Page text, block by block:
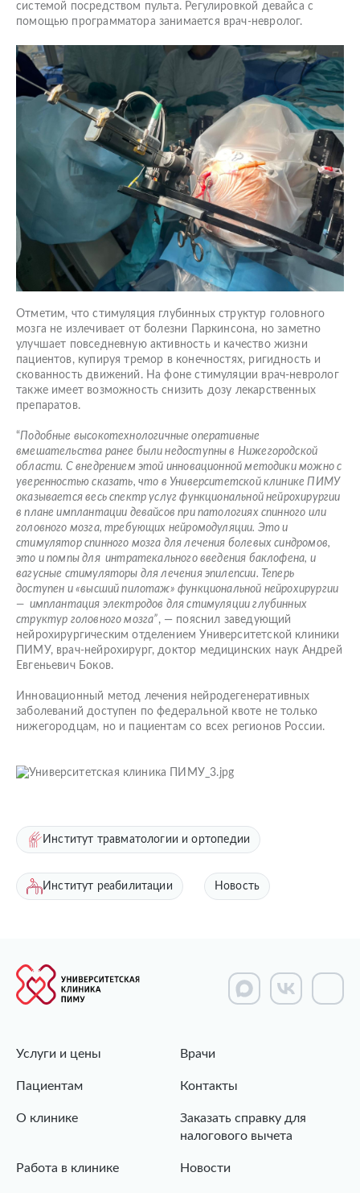
системой посредством пульта. Регулировкой девайса с
помощью программатора занимается врач-невролог.
Отметим, что стимуляция глубинных структур головного
мозга не излечивает от болезни Паркинсона, но заметно
улучшает повседневную активность и качество жизни
пациентов, купируя тремор в конечностях, ригидность и
скованность движений. На фоне стимуляции врач-невролог
также имеет возможность снизить дозу лекарственных
препаратов.
“Подобные высокотехнологичные оперативные
вмешательства ранее были недоступны в Нижегородской
области. С внедрением этой инновационной методики можно с
уверенностью сказать, что в Университетской клинике ПИМУ
оказывается весь спектр услуг функциональной нейрохирургии
в плане имплантации девайсов при патологиях спинного или
головного мозга, требующих нейромодуляции. Это и
стимулятор спинного мозга для лечения болевых синдромов,
это и помпы для интратекального введения баклофена, и
вагусные стимуляторы для лечения эпилепсии. Теперь
доступен и «высший пилотаж» функциональной нейрохирургии
— имплантация электродов для стимуляции глубинных
структур головного мозга” , — пояснил заведующий
нейрохирургическим отделением Университетской клиники
ПИМУ, врач-нейрохирург, доктор медицинских наук Андрей
Евгеньевич Боков.
Инновационный метод лечения нейродегенеративных
заболеваний доступен по федеральной квоте не только
нижегородцам, но и пациентам со всех регионов России.
Институт травматологии и ортопедии
Институт реабилитации Новость
Услуги и цены Врачи
Пациентам Контакты
О клинике
Заказать справку для
налогового вычета
Работа в клинике Новости